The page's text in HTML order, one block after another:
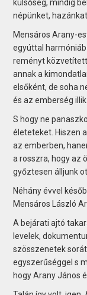
külsőség, mindig
népünket,
Mensáros Arany-
egyúttal
reményt
annak a
elsőként, de soha
és az emberség illik.
S hogy ne
életeteket. Hiszen
az emberben,
a rosszra, hogy az
győztesen álljunk
Néhány évvel
Mensáros László
A bejárati ajtó
levelek,
szösszenetek
egyszerűséggel s
hogy Arany János